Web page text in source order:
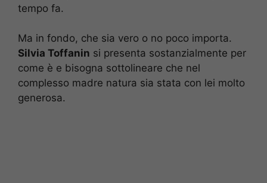
tempo fa.
Ma in fondo, che sia vero o no poco importa.
Silvia Toffanin si presenta sostanzialmente per
come è e bisogna sottolineare che nel
complesso madre natura sia stata con lei molto
generosa.